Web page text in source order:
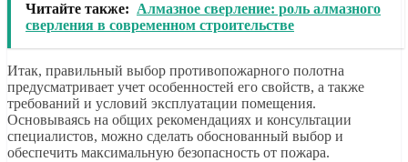
Читайте также: Алмазное сверление: роль алмазного
сверления в современном строительстве
Итак, правильный выбор противопожарного полотна
предусматривает учет особенностей его свойств, а также
требований и условий эксплуатации помещения.
Основываясь на общих рекомендациях и консультации
специалистов, можно сделать обоснованный выбор и
обеспечить максимальную безопасность от пожара.